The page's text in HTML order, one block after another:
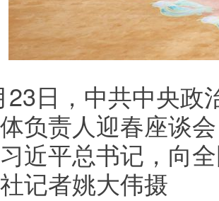
23日，中共中央政
负责人迎春座谈
近平总书记，向
记者姚大伟摄